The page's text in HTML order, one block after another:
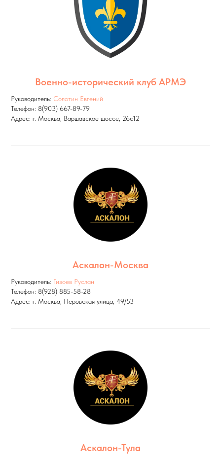
Военно-исторический клуб АРМЭ
Руководитель: Солотин Евгений
Телефон: 8(903) 667-89-79
Адрес: г. Москва, Варшавское шоссе, 26с12
Аскалон-Москва
Руководитель: Гизоев Руслан
Телефон: 8(928) 885-58-28
Адрес: г. Москва, Перовская улица, 49/53
Аскалон-Тула